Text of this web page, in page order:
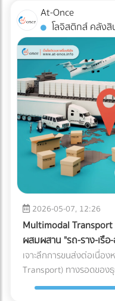
พ่วงแบบเรียบ
และยาวเป็นพิเศษ ✅ สินค้
บรรจุในตู้คอนเทนเนอร์ (
ท่อเหล็กขนาดใหญ่, โครงส
กลิสต์ฉบับย่อ: ถามตัวเ
สินค้าคืออะไร มีน้ำหนักและ
รับน้ำหนักได้พอดี ไม่เหลื
สินค้า มีข้อจำกัดไหม? (เ
เครื่องโฟล์คลิฟต์สำหรับโห
อะไรบ้าง? (เช่น ต้องกา
ประกันภัยสินค้ามูลค่าสูงครอบคลุ
ประเภทรถขนส่งให้ตรง
มือลูกค้าอย่างปลอดภัย
ซื้อคุมงบประมาณ
วางแผนขนส่งสินค้าล็อตใ
กราคาหลายที่ให้วุ่นวาย!
สินค้า, ผู้ให้บริการขนส่งเ
รถพร้อมให้บริการทุกประเ
แล้ว ได้ที่นี่
สามารถโยกย้ายไปช่วยงา
docking ทำได้สะดวก) ข้อ
ประตูเข้า-ออก หากมีการ
มากๆ เหมาะกับใคร?: ธุร
คลังสินค้าที่เน้นการกระจายสินค้
(I-Shaped / Through
"เส้นตรง" จุดรับสินค้าจะอ
อาคารฝั่งตรงข้ามกัน สินค้
ย้อนกลับ ข้อดี: ลดความสั
เด็ดขาด กระบวนการทำง
อุบัติเหตุบริเวณคอขวด
มาก และต้องใช้พื้นที่ภา
ทำให้สิ้นเปลืองพื้นที่โดย
ขนาดใหญ่, ธุรกิจที่มีปริมา
(High-volume), หรือสิน
ยาก 3. รูปแบบตัว L (L-Shaped Layout) ผังคลังสินค้าแบบตัว
L จะคล้ายกับตัว I แต่จุดรั
มุม 90 องศา (อยู่คนละด้า
จำกัดของรูปทรงอาคาร
สินค้าออกจากกันอย่างชั
อีกต่อไป เพราะระบบไม่ไ
เกี่ยวกับคุณด้วย" คำถา
กับการถูกตรวจสอบหรือยั
ทางเชื่อมโยงถึงกัน 3 วิธีเตรียมพร้อมรับมือ ให้ธุรกิจปลอดภัย
จาก "ภาษีย้อนหลัง" นี่คือ 3 ตัววิ
ต้องเริ่มทำตั้งแต่วันนี้ เพื่
ฝันร้ายเรื่องภาษีย้อนหลัง
Account) อย่างเคร่งครั
สรรพากร บัญชีเล่มสองเ
เข้าบัญชีธนาคาร ข้อมูลค่
ถูกเชื่อมโยงถึงกันหมด ก
จะทำให้ตัวเลขในงบการ
หลักของ AI ทันที วิธีแก้: ล
ตามความเป็นจริง นอกจ
การเงินที่สะท้อนกำไรที่แ
ธนาคาร หรือดึงดูดนักลงทุ
Digital Tax แบบเต็มรูปแ
การทำงานของคน
ภาษีผิด หรือหัก ณ ที่จ่ายไ
โดนเรียกตรวจสอบ วิธีแก้
At-Once
โลจิสติกส์ คลังสิ
2026-05-07, 12:26
Multimodal Transport
ผสมผสาน "รถ-ราง-เรือ
เจาะลึกการขนส่งต่อเนื่อ
Transport) ทางรอดของ
ใครคือ "เจ้าภาพ" ตัวจริ